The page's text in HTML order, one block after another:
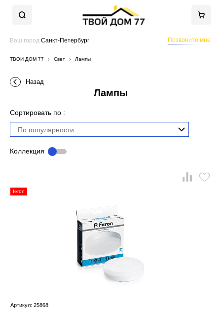
Ваш город Санкт-Петербург Позвоните мне
ТВОЙ ДОМ 77 Свет Лампы
Назад
Лампы
Сортировать по :
По популярности
Коллекция
feron
Артикул: 25868